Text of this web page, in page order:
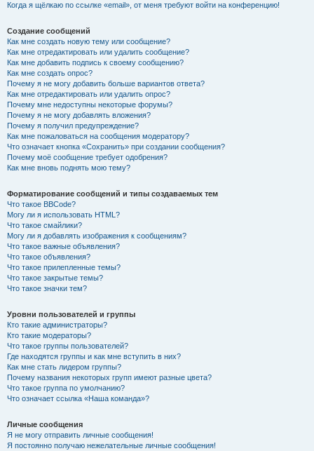
Когда я щёлкаю по ссылке «email», от меня требуют войти на конференцию!
Создание сообщений
Как мне создать новую тему или сообщение?
Как мне отредактировать или удалить сообщение?
Как мне добавить подпись к своему сообщению?
Как мне создать опрос?
Почему я не могу добавить больше вариантов ответа?
Как мне отредактировать или удалить опрос?
Почему мне недоступны некоторые форумы?
Почему я не могу добавлять вложения?
Почему я получил предупреждение?
Как мне пожаловаться на сообщения модератору?
Что означает кнопка «Сохранить» при создании сообщения?
Почему моё сообщение требует одобрения?
Как мне вновь поднять мою тему?
Форматирование сообщений и типы создаваемых тем
Что такое BBCode?
Могу ли я использовать HTML?
Что такое смайлики?
Могу ли я добавлять изображения к сообщениям?
Что такое важные объявления?
Что такое объявления?
Что такое прилепленные темы?
Что такое закрытые темы?
Что такое значки тем?
Уровни пользователей и группы
Кто такие администраторы?
Кто такие модераторы?
Что такое группы пользователей?
Где находятся группы и как мне вступить в них?
Как мне стать лидером группы?
Почему названия некоторых групп имеют разные цвета?
Что такое группа по умолчанию?
Что означает ссылка «Наша команда»?
Личные сообщения
Я не могу отправить личные сообщения!
Я постоянно получаю нежелательные личные сообщения!